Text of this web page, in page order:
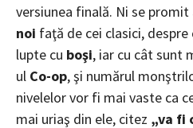
versiunea finală. Ni se
noi faţă de cei clasici,
lupte cu boşi, iar cu cât sunt
ul Co-op, şi numărul
nivelelor vor fi mai vaste ca
mai uriaş din ele, citez „va fi